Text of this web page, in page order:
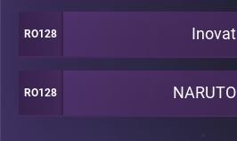
RO128 Inovat
RO128 NARUTO